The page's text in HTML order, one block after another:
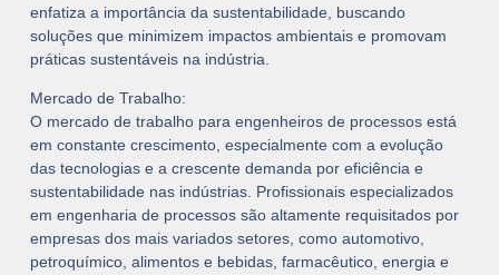
enfatiza a importância da sustentabilidade, buscando
soluções que minimizem impactos ambientais e promovam
práticas sustentáveis na indústria.
Mercado de Trabalho:
O mercado de trabalho para engenheiros de processos está
em constante crescimento, especialmente com a evolução
das tecnologias e a crescente demanda por eficiência e
sustentabilidade nas indústrias. Profissionais especializados
em engenharia de processossão altamente requisitados por
empresas dos mais variados setores, como automotivo,
petroquímico, alimentos e bebidas, farmacêutico, energia e